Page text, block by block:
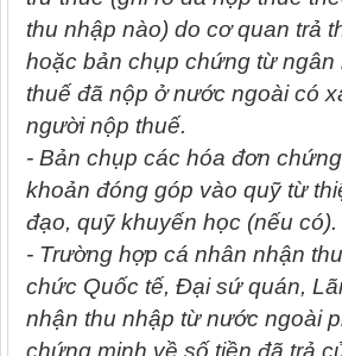
thu nhập nào) do cơ quan trả
hoặc bản chụp chứng từ ngân
thuế đã nộp ở nước ngoài có
người nộp thuế.
- Bản chụp các hóa đơn
khoản đóng góp vào quỹ từ
đạo, quỹ khuyến học (nếu có).
- Trường hợp cá nhân nhận
chức Quốc tế, Đại sứ quán,
nhận thu nhập từ nước ngoài
chứng minh về số tiền đã trả